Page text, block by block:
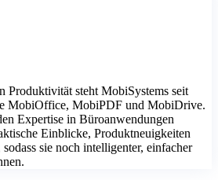
Produktivität steht MobiSystems seit
MobiOffice, MobiPDF und MobiDrive.
Expertise in Büroanwendungen
Einblicke, Produktneuigkeiten
sie noch intelligenter, einfacher